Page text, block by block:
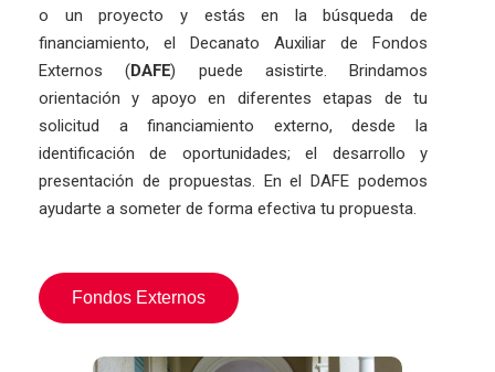
o un proyecto y estás en la búsqueda de
financiamiento, el Decanato Auxiliar de Fondos
Externos (DAFE) puede asistirte. Brindamos
orientación y apoyo en diferentes etapas de tu
solicitud a financiamiento externo, desde la
identificación de oportunidades; el desarrollo y
presentación de propuestas. En el DAFE podemos
ayudarte a someter de forma efectiva tu propuesta.
Fondos Externos